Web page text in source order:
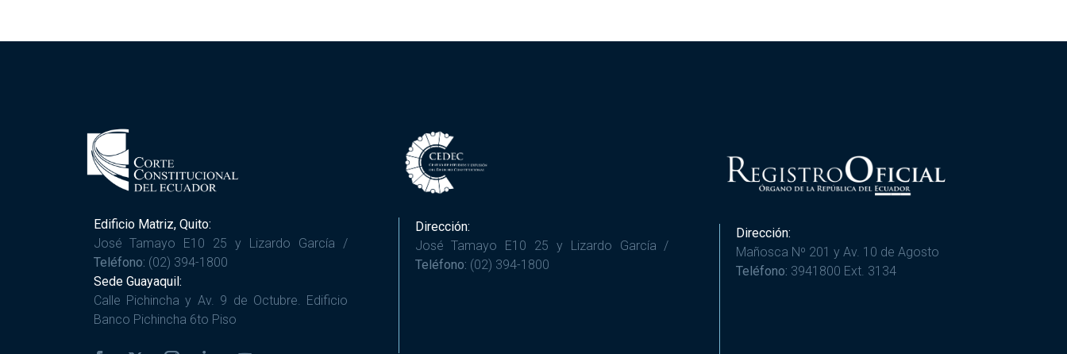
Edificio Matriz, Quito:
José Tamayo E10 25 y Lizardo García /
Teléfono: (02) 394-1800
Sede Guayaquil:
Calle Pichincha y Av. 9 de Octubre. Edificio
Banco Pichincha 6to Piso
Dirección:
José Tamayo E10 25 y Lizardo García /
Teléfono: (02) 394-1800
Dirección:
Mañosca Nº 201 y Av. 10 de Agosto
Teléfono: 3941800 Ext. 3134